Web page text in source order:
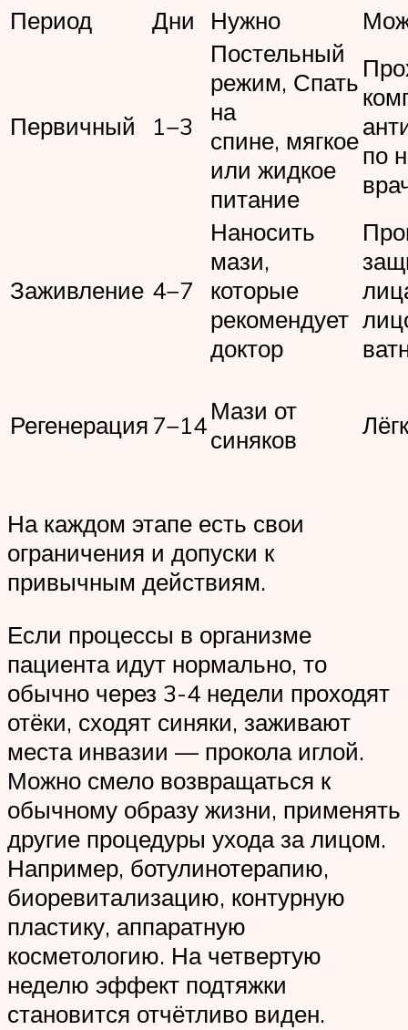
Период
Дни Нужно
Первичный 1−3
Постельный
режим, Спать
на
спине, мягкое
или жидкое
питание
по
Заживление 4−7
Наносить
мази,
которые
рекомендует
доктор
Регенерация 7−14Мази от
синяков
На каждом этапе есть свои
ограничения и допуски к
привычным действиям.
Если процессы в организме
пациента идут нормально, то
обычно через 3-4 недели проходят
отёки, сходят синяки, заживают
места инвазии — прокола иглой.
Можно смело возвращаться к
обычному образу жизни, применять
другие процедуры ухода за лицом.
Например, ботулинотерапию,
биоревитализацию, контурную
пластику, аппаратную
косметологию. На четвертую
неделю эффект подтяжки
становится отчётливо виден.